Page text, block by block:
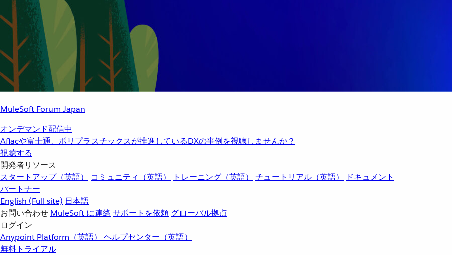
MuleSoft Forum Japan
オンデマンド配信中
Aflacや富士通、ポリプラスチックスが推進しているDXの事例を視聴しませんか？
視聴する
開発者リソース
スタートアップ（英語）
コミュニティ（英語） トレーニング（英語） チュートリアル（英語）
ドキュメント
パートナー
English (Full site) 日本語
お問い合わせ MuleSoft に連絡サポートを依頼 グローバル拠点
ログイン
Anypoint Platform（英語） ヘルプセンター（英語）
無料トライアル